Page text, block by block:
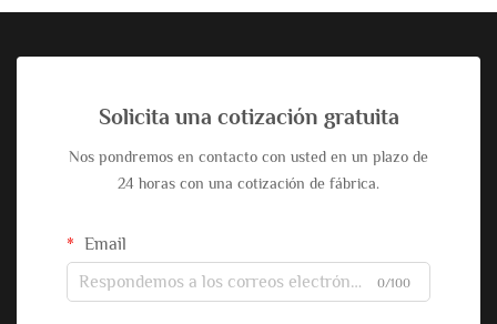
Solicita una cotización gratuita
Nos pondremos en contacto con usted en un plazo de
24 horas con una cotización de fábrica.
Email
0/100